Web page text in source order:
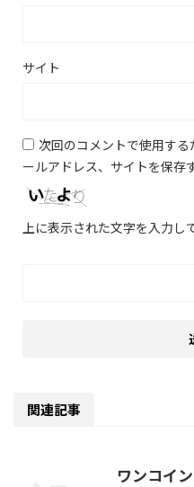
サイト
次回のコメントで使用す
ールアドレス、サイトを保存
上に表示された文字を入力し
関連記事
ワンコイ